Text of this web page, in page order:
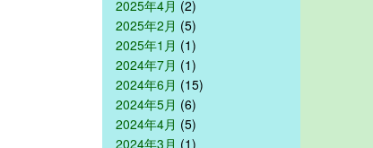
2025年4月 (2)
2025年2月 (5)
2025年1月 (1)
2024年7月 (1)
2024年6月 (15)
2024年5月 (6)
2024年4月 (5)
2024年3月 (1)